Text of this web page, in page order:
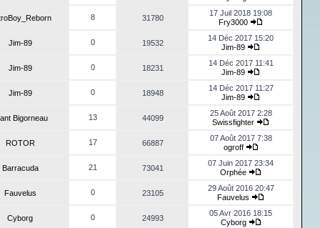
8 31780
17 Juil 2018 19:08
Fry3000
Jim-89 0 19532
14 Déc 2017 15:20
Jim-89
Jim-89 0 18231
14 Déc 2017 11:41
Jim-89
Jim-89 0 18948
14 Déc 2017 11:27
Jim-89
Bigorneau 13 44099
25 Août 2017 2:28
Swissfighter
ROTOR 17 66887
07 Août 2017 7:38
ogroff
Barracuda 21 73041
07 Juin 2017 23:34
Orphée
Fauvelus 0 23105
29 Août 2016 20:47
Fauvelus
Cyborg 0 24993
05 Avr 2016 18:15
Cyborg